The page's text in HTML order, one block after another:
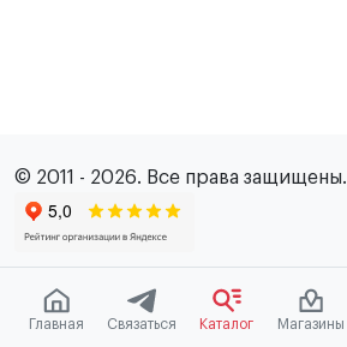
Главная Связаться Каталог Магазины
© 2011 - 2026. Все права защищены.